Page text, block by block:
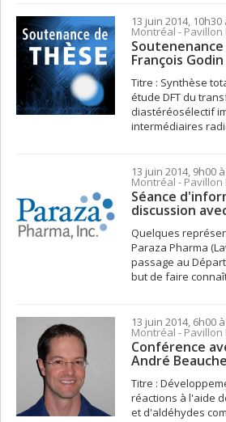
13 juin 2014,
Montréal -
François
Titre : Synthèse
étude DFT du
diastéréosélectif
intermédiaires
13 juin 2014, 9h00
Montréal -
Séance
discussion
Quelques
Paraza Pharma
passage au
but de faire
13 juin 2014, 6h00
Montréal -
Conférence
André
Titre :
réactions à l'aide
et d'aldéhydes